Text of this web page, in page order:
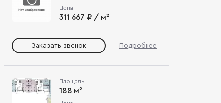
Цена
311 667 ₽ / м²
Заказать звонок Подробнее
Площадь
188 м²